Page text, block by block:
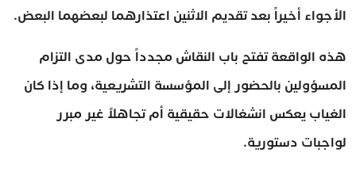
الأجواء أخيراً بعد تقديم الاثنين اعتذارهما لبعضهما البعض.
هذه الواقعة تفتح باب النقاش مجدداً حول مدى التزام
المسؤولين بالحضور إلى المؤسسة التشريعية، وما إذا كان
الغياب يعكس انشغالات حقيقية أم تجاهلاً غير مبرر
لواجبات دستورية.